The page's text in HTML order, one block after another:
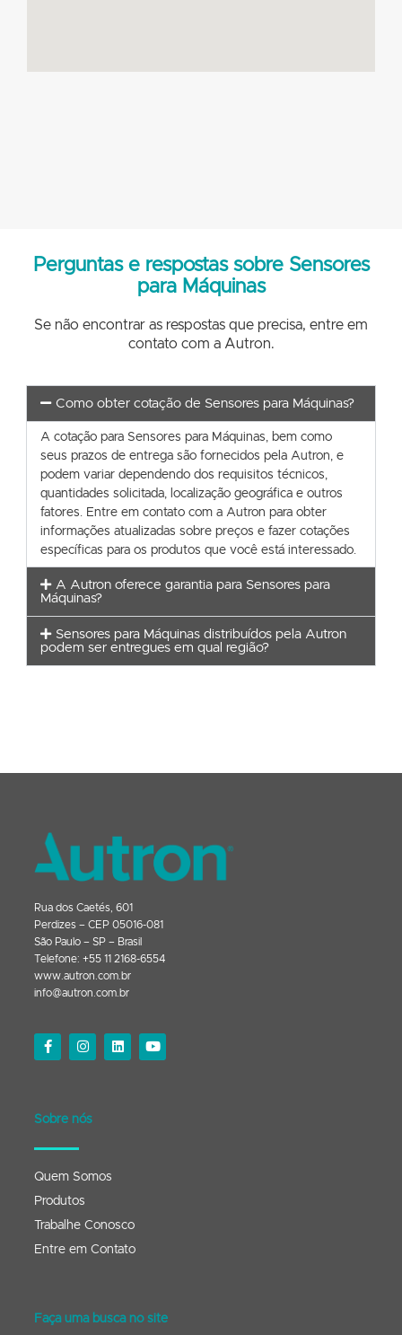
Perguntas e respostas sobre Sensores
para Máquinas
Se não encontrar as respostas que precisa, entre em
contato com a Autron.
Como obter cotação de Sensores para Máquinas?
A cotação para Sensores para Máquinas, bem como
seus prazos de entrega são fornecidos pela Autron, e
podem variar dependendo dos requisitos técnicos,
quantidades solicitada, localização geográfica e outros
fatores. Entre em contato com a Autron para obter
informações atualizadas sobre preços e fazer cotações
específicas para os produtos que você está interessado.
A Autron oferece garantia para Sensores para
Máquinas?
Sensores para Máquinas distribuídos pela Autron
podem ser entregues em qual região?
Rua dos Caetés, 601
Perdizes – CEP 05016-081
São Paulo – SP – Brasil
Telefone: +55 11 2168-6554
www.autron.com.br
info@autron.com.br
Sobre nós
Quem Somos
Produtos
Trabalhe Conosco
Entre em Contato
Faça uma busca no site